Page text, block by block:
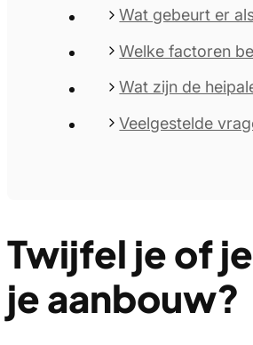
Wat gebeurt er
Welke factoren
Wat zijn de
Veelgestelde
Twijfel je of
je aanbouw?